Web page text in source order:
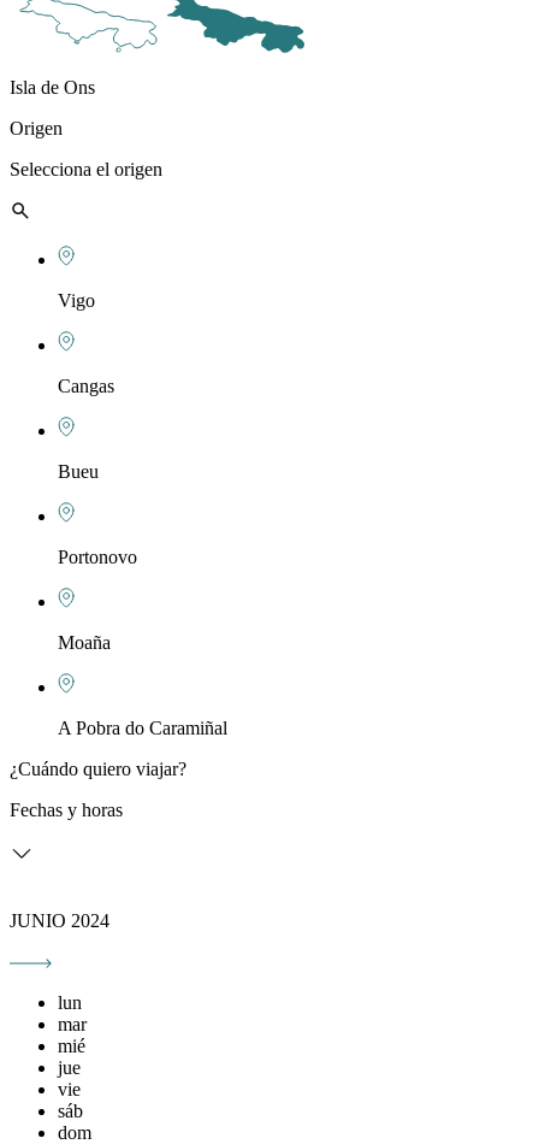
Isla de Ons
Origen
Selecciona el origen
Vigo
Cangas
Bueu
Portonovo
Moaña
A Pobra do Caramiñal
¿Cuándo quiero viajar?
Fechas y horas
JUNIO 2024
lun
mar
mié
jue
vie
sáb
dom